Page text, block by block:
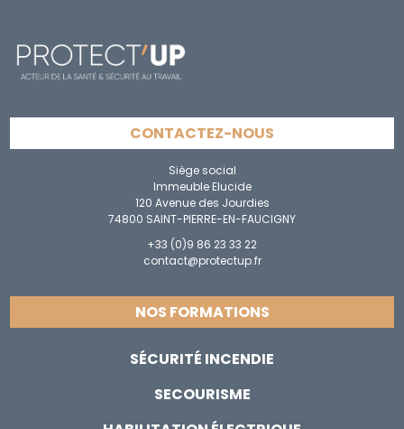
CONTACTEZ-NOUS
Siège social
Immeuble Elucide
120 Avenue des Jourdies
74800 SAINT-PIERRE-EN-FAUCIGNY
+33 (0)9 86 23 33 22
contact@protectup.fr
NOS FORMATIONS
SÉCURITÉ INCENDIE
SECOURISME